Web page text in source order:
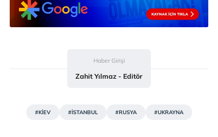
Çerezlere ilişkin tercihlerinizi aşağıda yer alan panel
ziyaret edebilirsiniz.
almak için lütfen
tıklayınız
Haber Girişi
Zahit Yılmaz - Editör
#KİEV #İSTANBUL #RUSYA #UKRAYNA